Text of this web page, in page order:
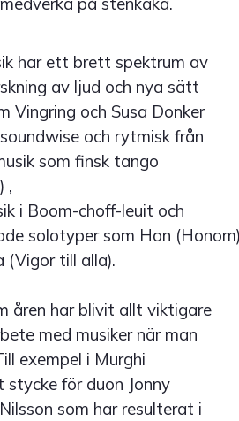
har ett brett spektrum av
av ljud och nya sätt
Vingring och Susa Donker
och rytmisk från
som finsk tango
,
i Boom-choff-leuit och
solotyper som Han
(Vigor till alla).
åren har blivit allt viktigare
med musiker när man
exempel i Murghi
för duon Jonny
som har resulterat i